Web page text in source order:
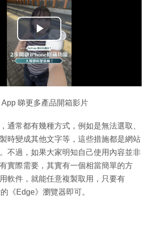
播
放
影
片
App 睇更多產品開箱影片
通常都有幾種方式，例如是無法選取、
時變成其他文字等，這些措施都是網站
不過，如果大家明知自己使用內容並非
實際需要，其實有一個相當簡單的方
軟件，就能任意複製取用，只要有
《Edge》瀏覽器即可。